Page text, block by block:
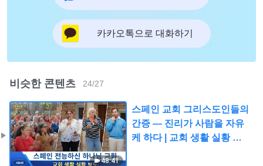
카카오톡으로 대화하기
비슷한 콘텐츠 24/27
48:41
스페인 교회 그리스도인들의
간증 — 진리가 사람을 자유
케 하다 | 교회 생활 실황 보